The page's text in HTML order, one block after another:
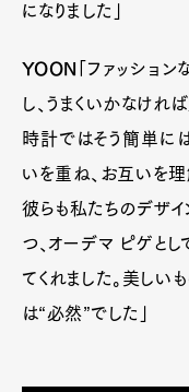
になりました」
YOON
「ファッショ
し、うまくいかなけれ
時計ではそう簡単に
いを重ね、お互いを理
彼らも私たちのデザイ
つ、オーデマ ピゲと
てくれました。美しい
は“必然”でした」